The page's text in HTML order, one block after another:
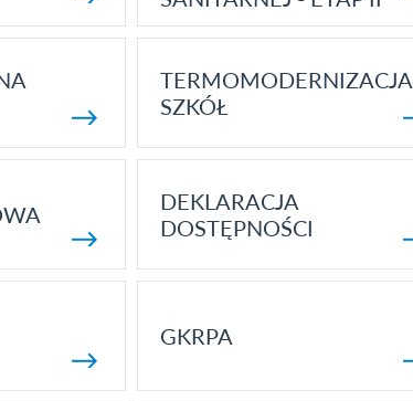
TERMOMODERNIZACJA
SZKÓŁ
DEKLARACJA
DOSTĘPNOŚCI
GKRPA